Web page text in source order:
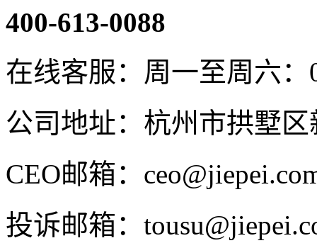
400-613-0088
在线客服：周一至周六：
公司地址：杭州市拱墅
CEO邮箱：
投诉邮箱：